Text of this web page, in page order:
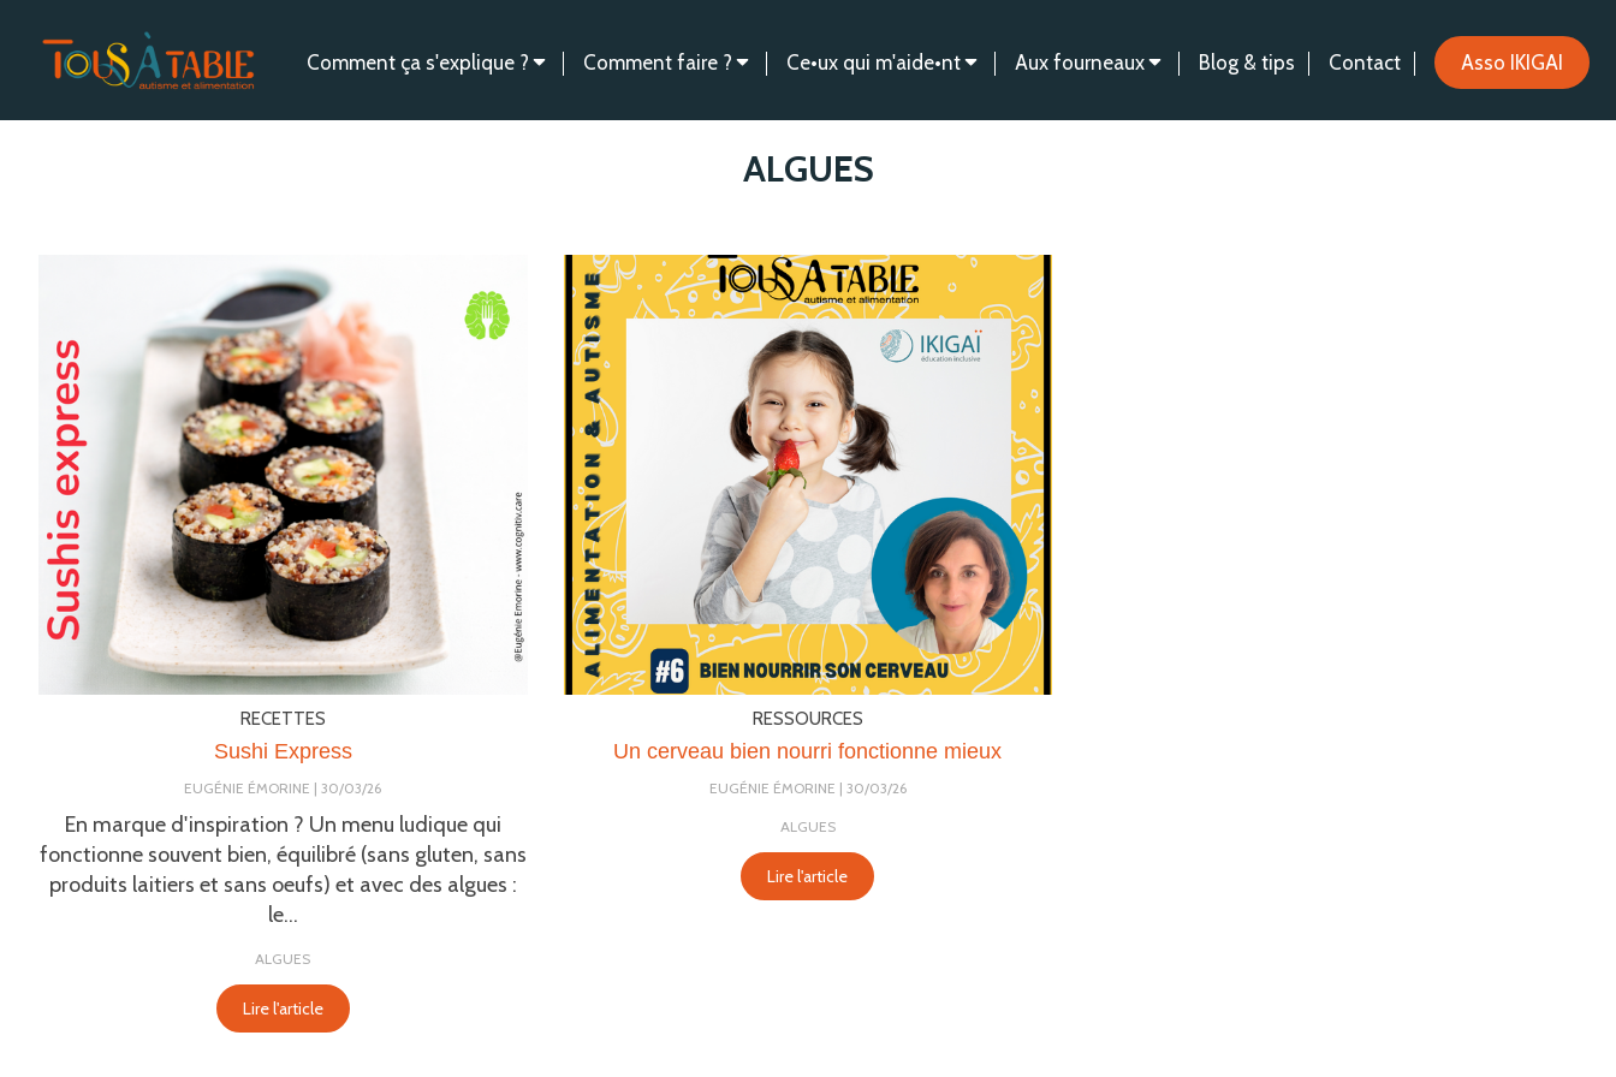
Comment ça s'explique ? Comment faire ? Ce•ux qui m'aide•nt Aux fourneaux Blog & tips Contact Asso IKIGAI
ALGUES
RECETTES
Sushi Express
EUGÉNIE ÉMORINE 30/03/26
En marque d'inspiration ? Un menu ludique qui
fonctionne souvent bien, équilibré (sans gluten, sans
produits laitiers et sans oeufs) et avec des algues :
le...
ALGUES
Lire l'article
RESSOURCES
Un cerveau bien nourri fonctionne mieux
EUGÉNIE ÉMORINE 30/03/26
ALGUES
Lire l'article